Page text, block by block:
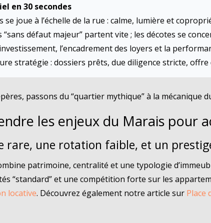
en 30 secondes
se joue à l’échelle de la rue : calme, lumière et
“sans défaut majeur” partent vite ; les décotes se
l’encadrement des loyers et la
stratégie : dossiers prêts, due diligence stricte,
passons du “quartier mythique” à la mécanique
les enjeux du Marais pour
rare, une rotation faible, et un
patrimoine, centralité et une typologie
“standard” et une compétition forte sur les
locative. Découvrez également notre article sur Place